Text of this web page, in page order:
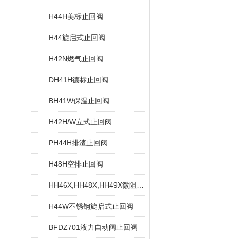
H44H美标止回阀
H44旋启式止回阀
H42N燃气止回阀
DH41H德标止回阀
BH41W保温止回阀
H42H/W立式止回阀
PH44H排渣止回阀
H48H空排止回阀
H44W不锈钢旋启式止回阀
BFDZ701液力自动阀止回阀